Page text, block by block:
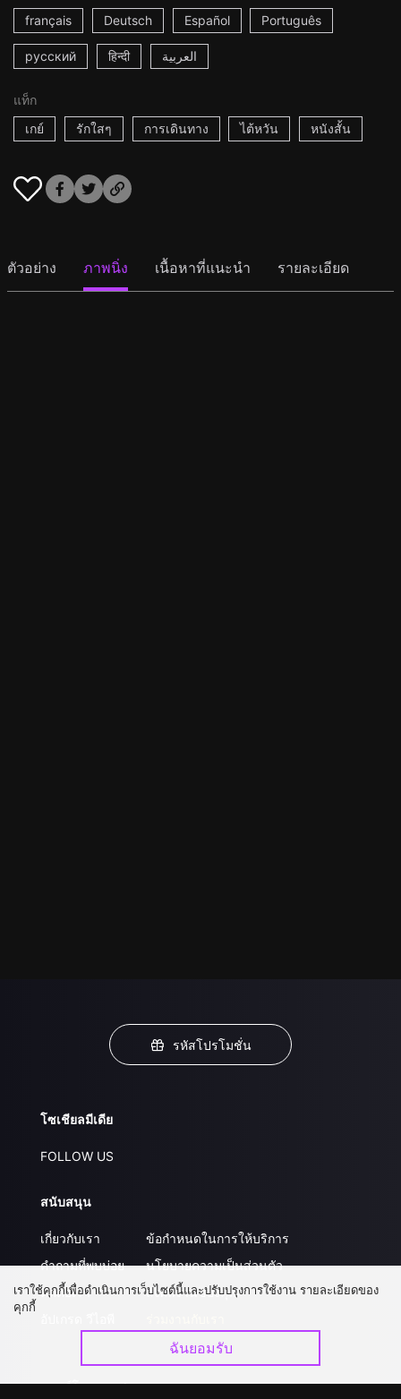
français Deutsch Español Português
русский हिन्दी العربية
แท็ก
เกย์
รักใสๆ การเดินทาง ไต้หวัน หนังสั้น
ตัวอย่าง ภาพนิ่ง เนื้อหาที่แนะนำ รายละเอียด
รหัสโปรโมชั่น
โซเชียลมีเดีย
FOLLOW US
สนับสนุน
เกี่ยวกับเรา
คำถามที่พบบ่อย
ติดต่อเรา
ข้อกำหนดในการให้บริการ
นโยบายความเป็นส่วนตัว
ส่งผลงานของคุณ
ดาวน์โหลดแอป
เราใช้คุกกี้เพื่อดำเนินการเว็บไซต์นี้และปรับปรุงการใช้งาน รายละเอียดของ
คุกกี้
ฉันยอมรับ